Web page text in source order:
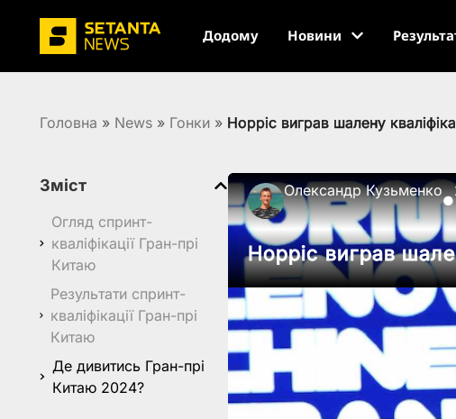
Додому Новини
Головна » News » Гонки » Норріс виграв шалену
Зміст
Огляд спринт-
кваліфікації Гран-прі
Китаю
Результати спринт-
кваліфікації Гран-прі
Китаю
Де дивитись Гран-прі
Китаю 2024?
Олександр Кузьменко
●
Норріс виграв